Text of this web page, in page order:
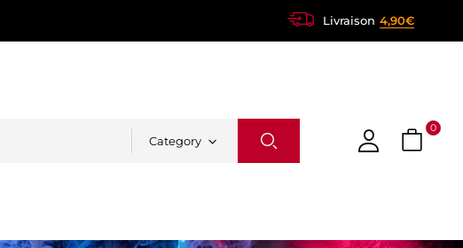
Livraison 4,90€
Category
0